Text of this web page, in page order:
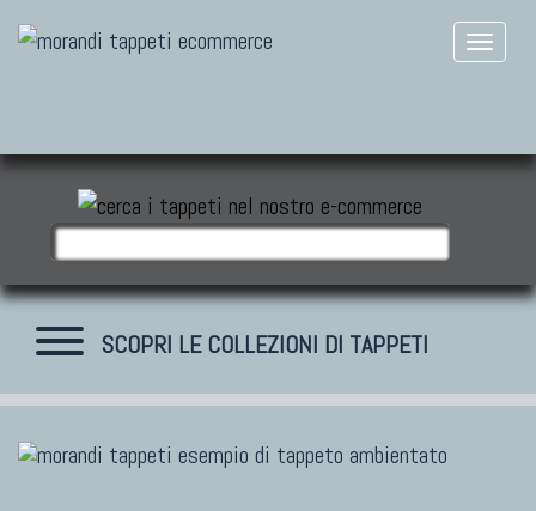
SCOPRI LE COLLEZIONI DI TAPPETI
TAPPETI MODERNI